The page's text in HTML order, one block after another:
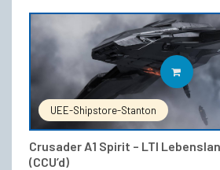
UEE-Shipstore-Stanton
Crusader A1 Spirit – LTI
(CCU’d)
IN